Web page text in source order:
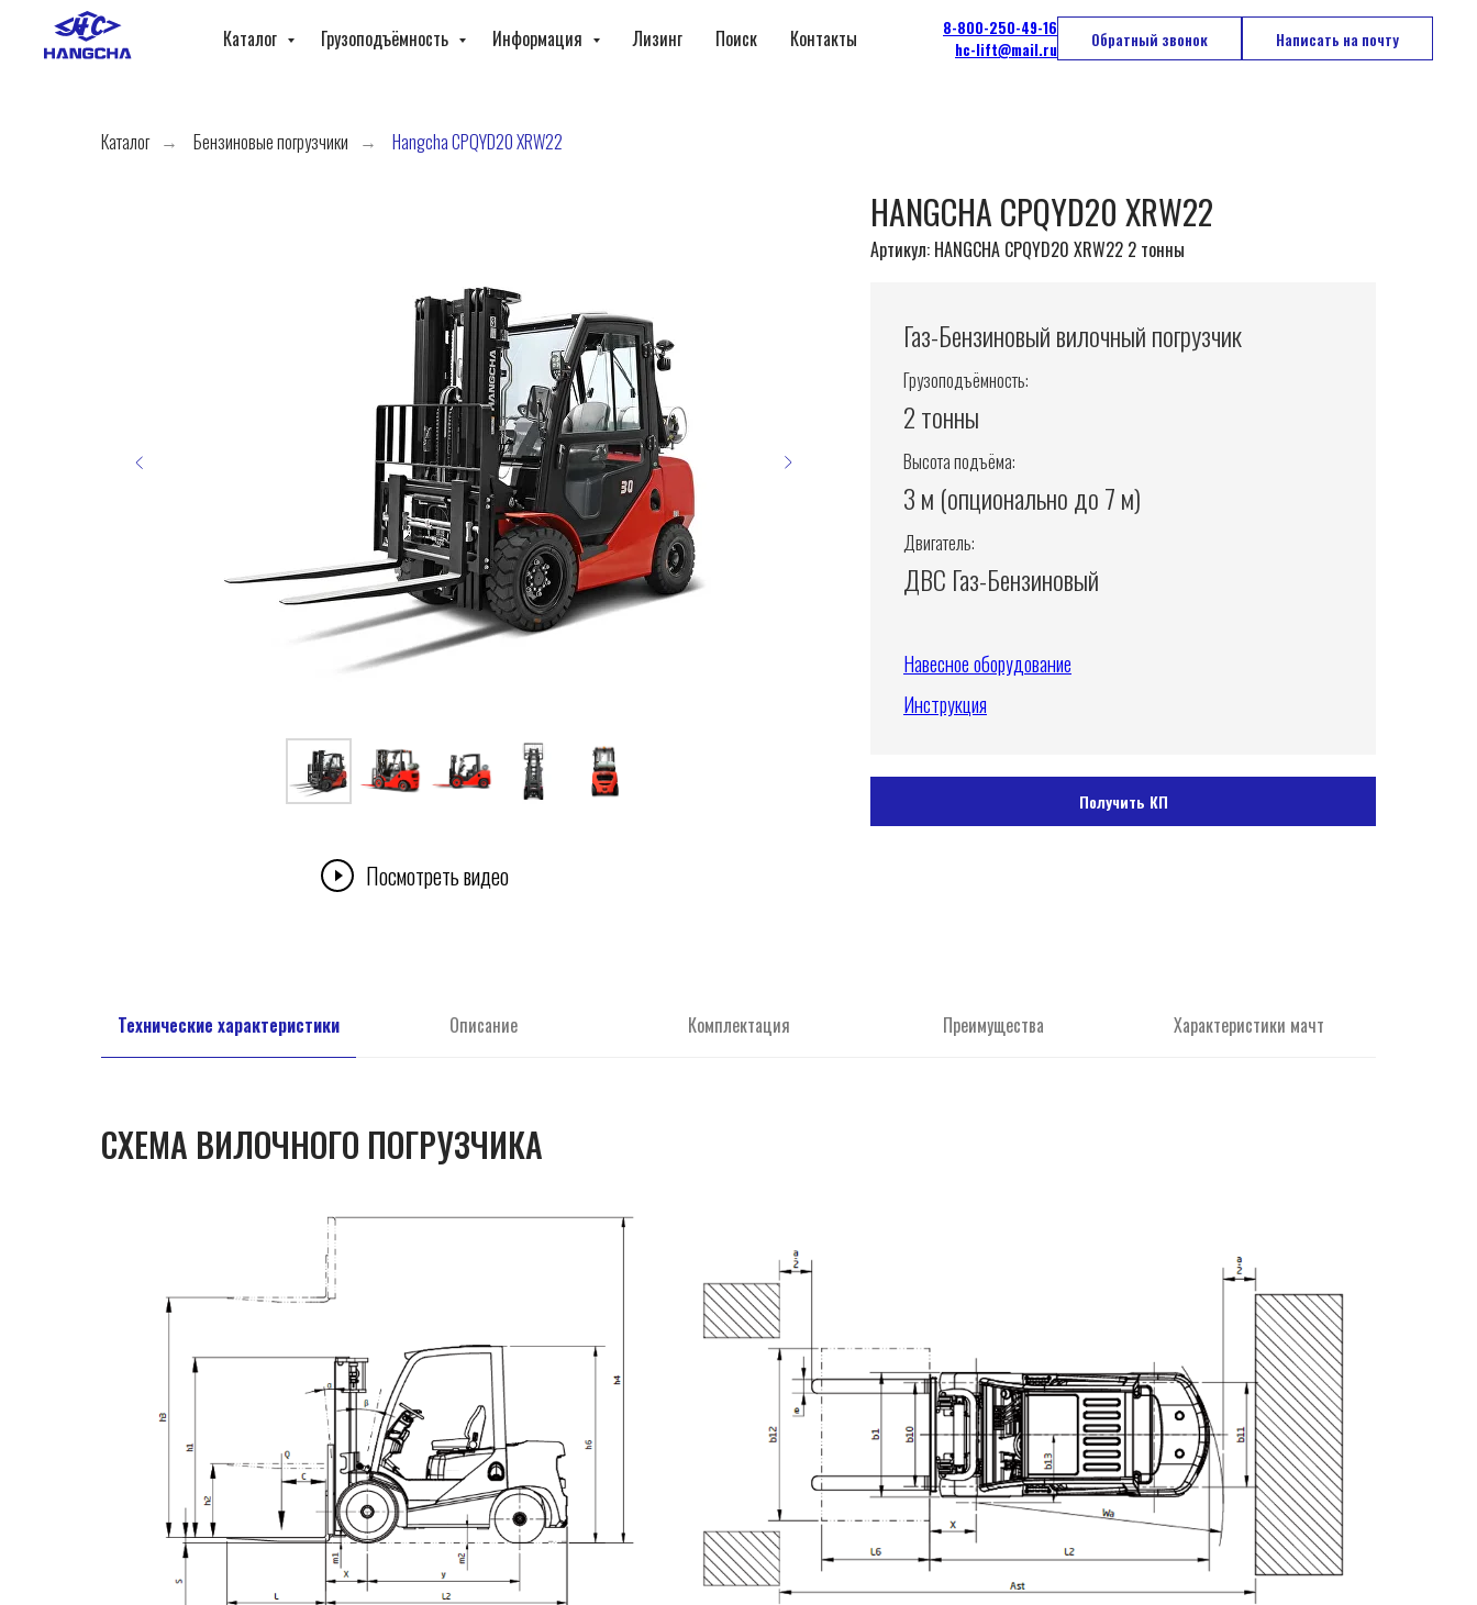
Каталог Грузоподъёмность Информация Лизинг Поиск Контакты
8-800-250-49-16
hc-lift@mail.ru
Обратный звонок Написать на почту
Каталог → Бензиновые погрузчики → Hangcha CPQYD20 XRW22
HANGCHA CPQYD20 XRW22
Артикул: HANGCHA CPQYD20 XRW22 2 тонны
Газ-Бензиновый вилочный погрузчик
Грузоподъёмность:
2 тонны
Высота подъёма:
3 м (опционально до 7 м)
Двигатель:
ДВС Газ-Бензиновый
Навесное оборудование
Инструкция
Получить КП
Посмотреть видео
Технические характеристики Описание Комплектация Преимущества Характеристики мачт
СХЕМА ВИЛОЧНОГО ПОГРУЗЧИКА